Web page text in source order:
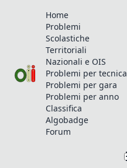
Home
Problemi
Scolastiche
Territoriali
Nazionali e OIS
Problemi per tecnica
Problemi per gara
Problemi per anno
Classifica
Algobadge
Forum